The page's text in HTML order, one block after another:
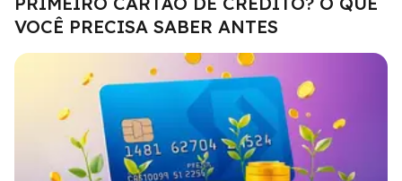
VOCÊ PRECISA SABER ANTES